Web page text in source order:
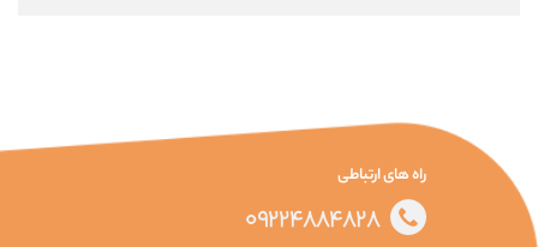
راه های ارتباطی
09224884828